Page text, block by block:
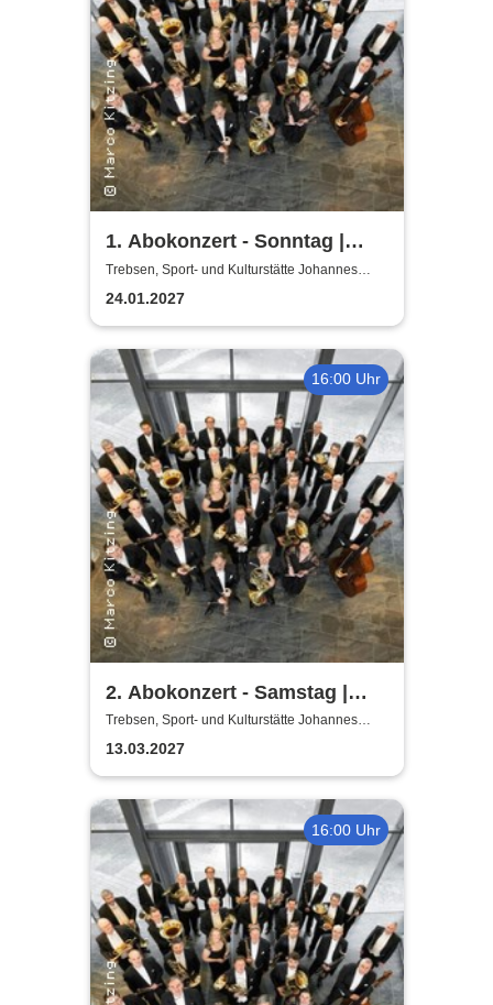
1. Abokonzert - Sonntag |
Sächsische
Bläserphilharmonie
Trebsen, Sport- und Kulturstätte Johannes
Wiede
24.01.2027
16:00 Uhr
2. Abokonzert - Samstag |
Sächsische
Bläserphilharmonie
Trebsen, Sport- und Kulturstätte Johannes
Wiede
13.03.2027
16:00 Uhr